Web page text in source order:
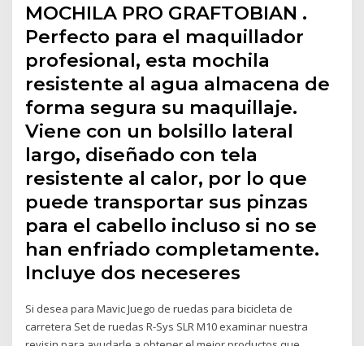
MOCHILA PRO GRAFTOBIAN .
Perfecto para el maquillador
profesional, esta mochila
resistente al agua almacena de
forma segura su maquillaje.
Viene con un bolsillo lateral
largo, diseñado con tela
resistente al calor, por lo que
puede transportar sus pinzas
para el cabello incluso si no se
han enfriado completamente.
Incluye dos neceseres
Si desea para Mavic Juego de ruedas para bicicleta de
carretera Set de ruedas R-Sys SLR M10 examinar nuestra